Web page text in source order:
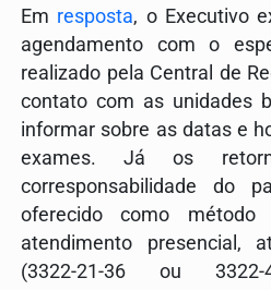
Em resposta, o Executivo
agendamento com o
realizado pela Central de
contato com as unidades
informar sobre as datas e
exames. Já os
corresponsabilidade do
oferecido como
atendimento presencial,
(3322-21-36 ou